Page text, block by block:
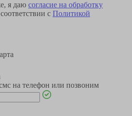
я даю согласие на обработку
с Политикой
на телефон или позвоним